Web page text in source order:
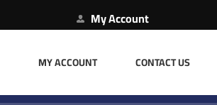
My Account
MY ACCOUNT CONTACT US